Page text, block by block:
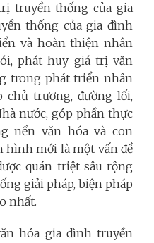
truyền thống của gia
thống của gia đình
và hoàn thiện nhân
phát huy giá trị văn
trong phát triển nhân
chủ trương, đường lối,
nước, góp phần thực
nền văn hóa và con
mới là một vấn đề
quán triệt sâu rộng
giải pháp, biện pháp
nhất.
hóa gia đình truyền